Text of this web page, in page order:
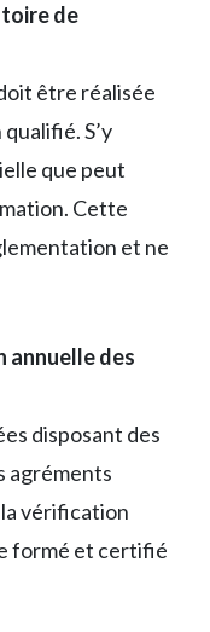
de
être réalisée
S’y
que peut
Cette
et ne
annuelle des
disposant des
agréments
vérification
formé et certifié